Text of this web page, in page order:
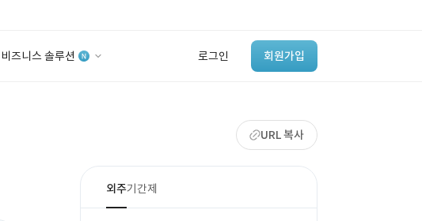
비즈니스 솔루션 로그인 회원가입
‘이런 거’ 만들어본
개발 회사 있어?
바로가기
URL 복사
외주기간제